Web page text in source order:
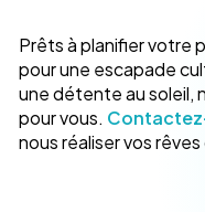
Prêts à planifier votre
pour une escapade
une détente au soleil,
pour vous.
nous réaliser vos